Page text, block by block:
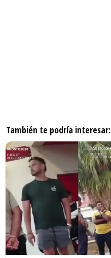
También te podría interesar: